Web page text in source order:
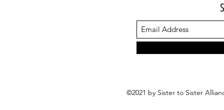
©2021 by Sister to Sister